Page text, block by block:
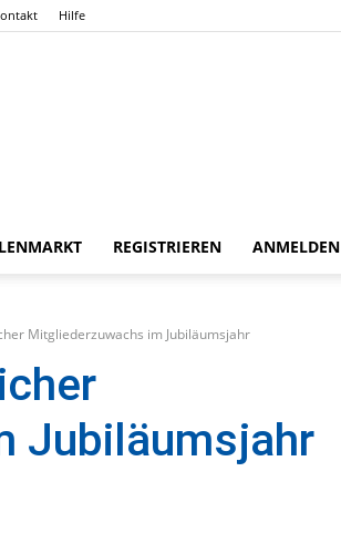
Hilfe
Zeitung
REGISTRIEREN ANMELDEN
Mitgliederzuwachs im Jubiläumsjahr
Jubiläumsjahr